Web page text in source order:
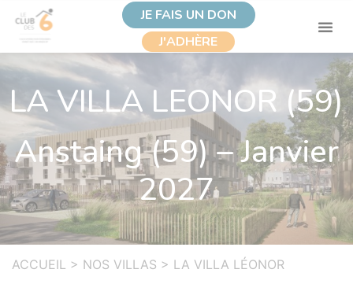
JE FAIS UN DON
J'ADHÈRE
LA VILLA LEONOR (59)
Anstaing (59) – Janvier
2027
ACCUEIL > NOS VILLAS > LA VILLA LÉONOR